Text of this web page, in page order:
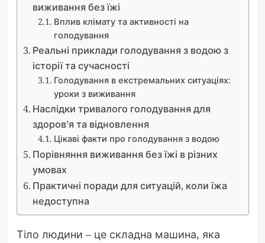
виживання без їжі
Вплив клімату та активності на
голодування
Реальні приклади голодування з водою з
історії та сучасності
Голодування в екстремальних ситуаціях:
уроки з виживання
Наслідки тривалого голодування для
здоров’я та відновлення
Цікаві факти про голодування з водою
Порівняння виживання без їжі в різних
умовах
Практичні поради для ситуацій, коли їжа
недоступна
Тіло людини – це складна машина, яка